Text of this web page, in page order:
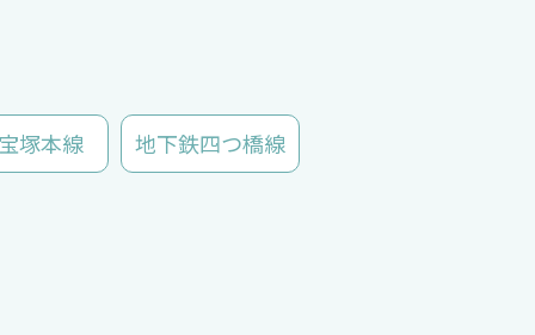
塚本線 地下鉄四つ橋線